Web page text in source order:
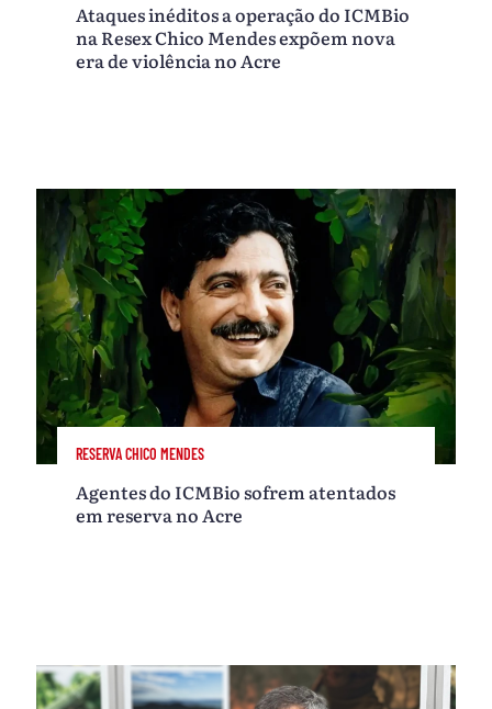
Ataques inéditos a operação do ICMBio
na Resex Chico Mendes expõem nova
era de violência no Acre
RESERVA CHICO MENDES
Agentes do ICMBio sofrem atentados
em reserva no Acre